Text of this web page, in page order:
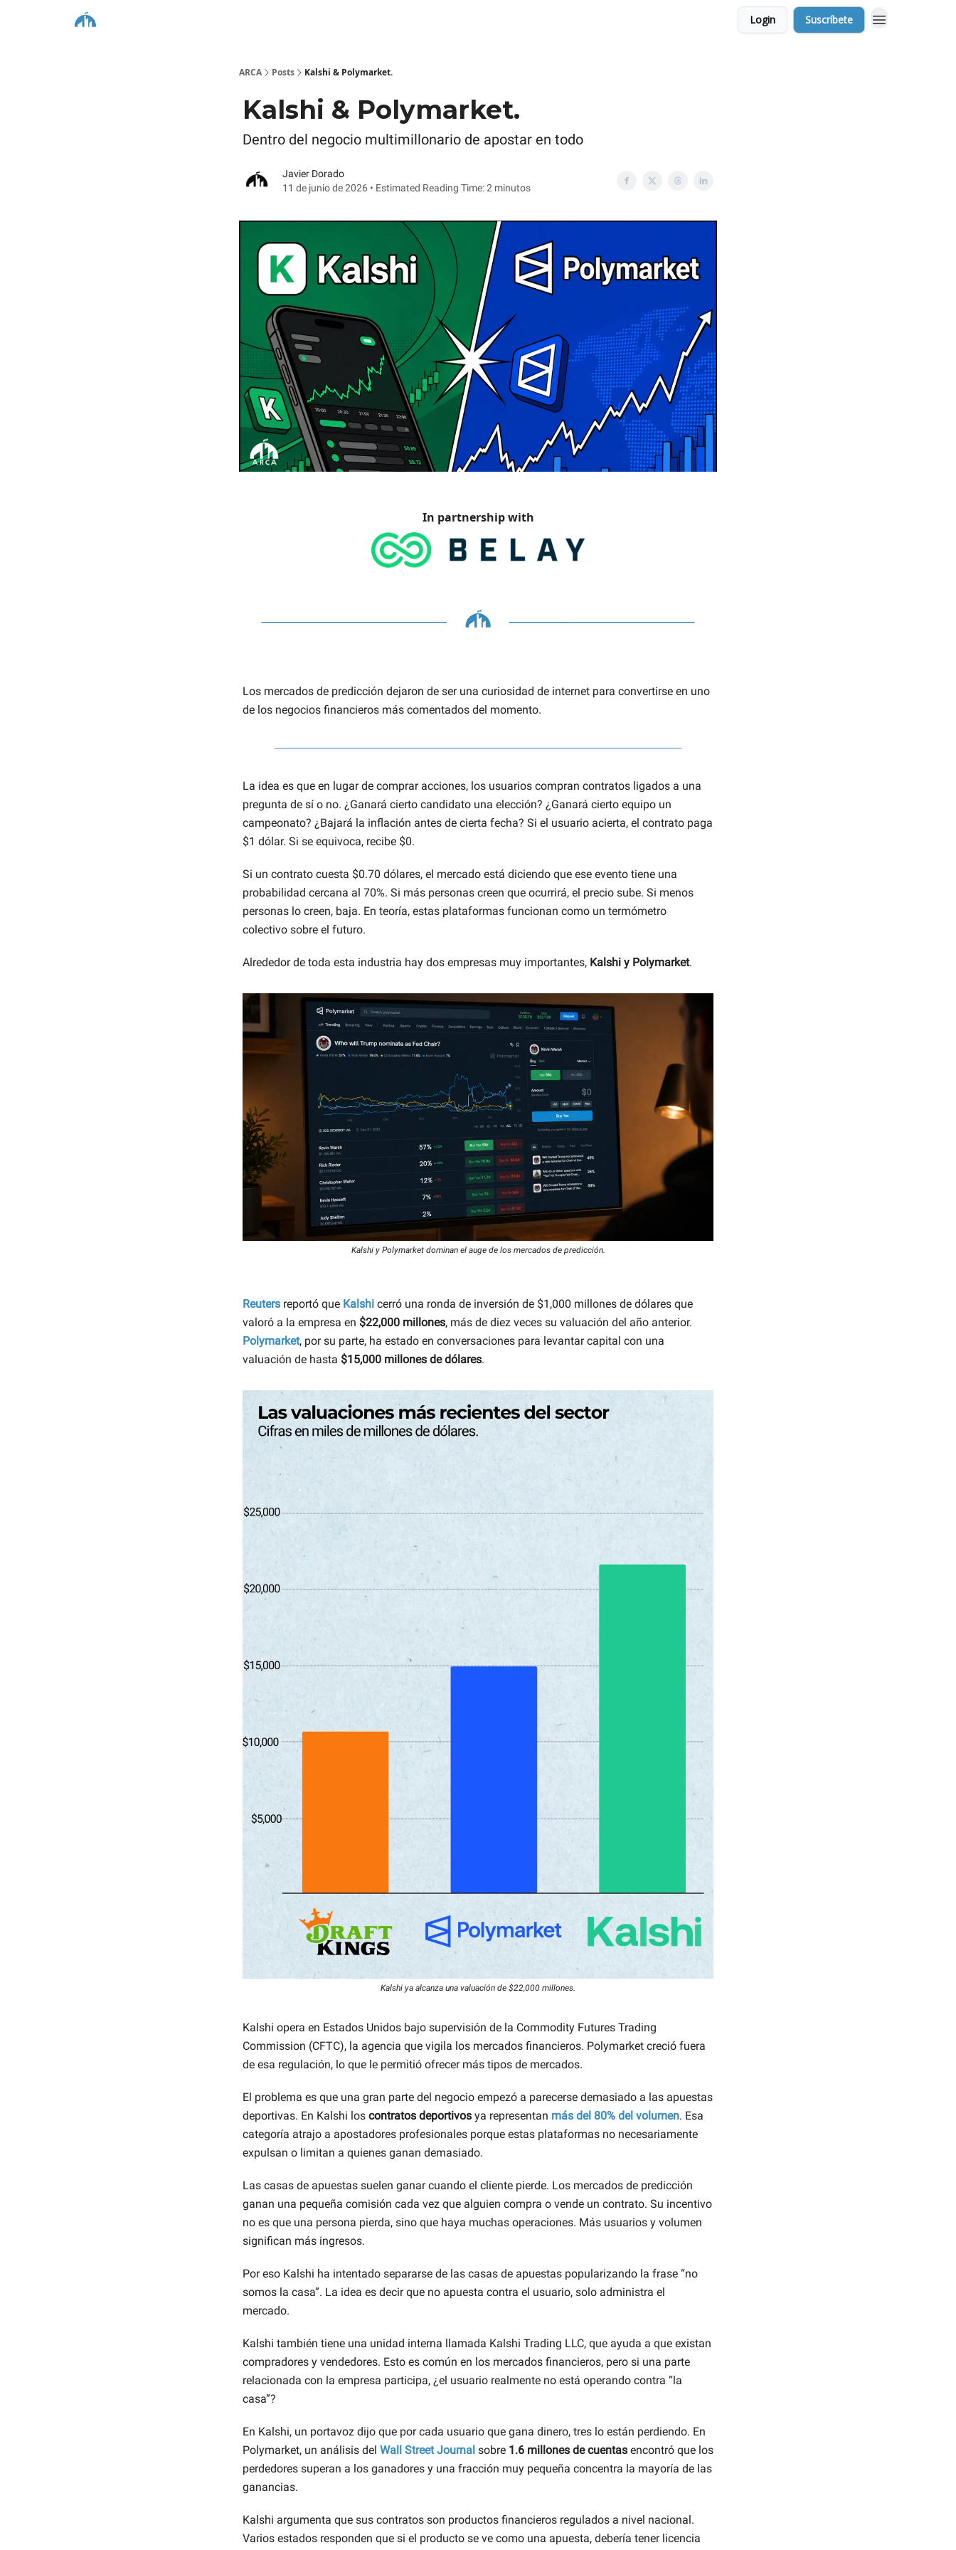
Login Suscríbete
ARCA Posts Kalshi & Polymarket.
Kalshi & Polymarket.
Dentro del negocio multimillonario de apostar en todo
Javier Dorado
11 de junio de 2026 • Estimated Reading Time: 2 minutos
In partnership with
Los mercados de predicción dejaron de ser una curiosidad de internet para convertirse en uno
de los negocios financieros más comentados del momento.
La idea es que en lugar de comprar acciones, los usuarios compran contratos ligados a una
pregunta de sí o no. ¿Ganará cierto candidato una elección? ¿Ganará cierto equipo un
campeonato? ¿Bajará la inflación antes de cierta fecha? Si el usuario acierta, el contrato paga
$1 dólar. Si se equivoca, recibe $0.
Si un contrato cuesta $0.70 dólares, el mercado está diciendo que ese evento tiene una
probabilidad cercana al 70%. Si más personas creen que ocurrirá, el precio sube. Si menos
personas lo creen, baja. En teoría, estas plataformas funcionan como un termómetro
colectivo sobre el futuro.
Alrededor de toda esta industria hay dos empresas muy importantes, Kalshi y Polymarket.
Kalshi y Polymarket dominan el auge de los mercados de predicción.
Reuters reportó que Kalshi cerró una ronda de inversión de $1,000 millones de dólares que
valoró a la empresa en $22,000 millones, más de diez veces su valuación del año anterior.
Polymarket, por su parte, ha estado en conversaciones para levantar capital con una
valuación de hasta $15,000 millones de dólares.
Kalshi ya alcanza una valuación de $22,000 millones.
Kalshi opera en Estados Unidos bajo supervisión de la Commodity Futures Trading
Commission (CFTC), la agencia que vigila los mercados financieros. Polymarket creció fuera
de esa regulación, lo que le permitió ofrecer más tipos de mercados.
El problema es que una gran parte del negocio empezó a parecerse demasiado a las apuestas
deportivas. En Kalshi los contratos deportivos ya representan más del 80% del volumen. Esa
categoría atrajo a apostadores profesionales porque estas plataformas no necesariamente
expulsan o limitan a quienes ganan demasiado.
Las casas de apuestas suelen ganar cuando el cliente pierde. Los mercados de predicción
ganan una pequeña comisión cada vez que alguien compra o vende un contrato. Su incentivo
no es que una persona pierda, sino que haya muchas operaciones. Más usuarios y volumen
significan más ingresos.
Por eso Kalshi ha intentado separarse de las casas de apuestas popularizando la frase “no
somos la casa”. La idea es decir que no apuesta contra el usuario, solo administra el
mercado.
Kalshi también tiene una unidad interna llamada Kalshi Trading LLC, que ayuda a que existan
compradores y vendedores. Esto es común en los mercados financieros, pero si una parte
relacionada con la empresa participa, ¿el usuario realmente no está operando contra “la
casa”?
En Kalshi, un portavoz dijo que por cada usuario que gana dinero, tres lo están perdiendo. En
Polymarket, un análisis del Wall Street Journal sobre 1.6 millones de cuentas encontró que los
perdedores superan a los ganadores y una fracción muy pequeña concentra la mayoría de las
ganancias.
Kalshi argumenta que sus contratos son productos financieros regulados a nivel nacional.
Varios estados responden que si el producto se ve como una apuesta, debería tener licencia